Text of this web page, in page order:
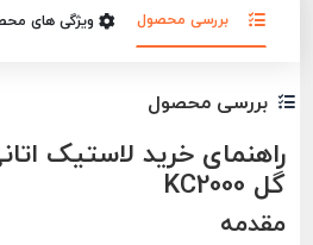
بررسی محصول ویژگی های
بررسی محصول
گل KC2000
مقدمه